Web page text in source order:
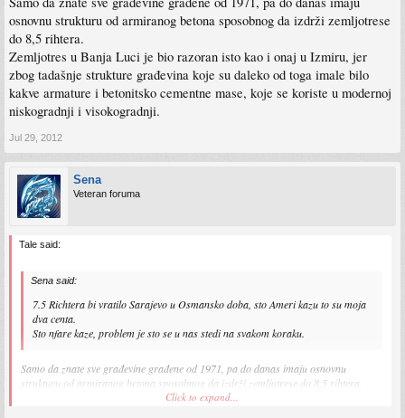
osnovnu strukturu od armiranog betona sposobnog da izdrži zemljotrese
do 8,5 rihtera.
Zemljotres u Banja Luci je bio razoran isto kao i onaj u Izmiru, jer
zbog tadašnje strukture građevina koje su daleko od toga imale bilo
kakve armature i betonitsko cementne mase, koje se koriste u modernoj
niskogradnji i visokogradnji.
Jul 29, 2012
Sena
Veteran foruma
Tale said:
Sena said:
7.5 Richtera bi vratilo Sarajevo u Osmansko doba, sto Ameri kazu to su moja
dva centa.
Sto nfare kaze, problem je sto se u nas stedi na svakom koraku.
Samo da znate sve građevine građene od 1971, pa do danas imaju osnovnu
strukturu od armiranog betona sposobnog da izdrži zemljotrese do 8,5 rihtera.
Zemljotres u Banja Luci je bio razoran isto kao i onaj u Izmiru, jer zbog tadašnje
Click to expand...